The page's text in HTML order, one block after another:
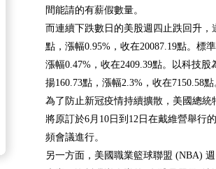
間能請的有薪假數量。
而連續下跌數日的美股週四止跌回升，
點，漲幅0.95%，收在20087.19點。標
漲幅0.47%，收在2409.39點。以科技
揚160.73點，漲幅2.3%，收在7150.58
為了防止新冠疫情持續擴散，美國總統
將原訂於6月10日到12日在戴維營舉行
頻會議進行。
另一方面，美國職業籃球聯盟 (NBA)